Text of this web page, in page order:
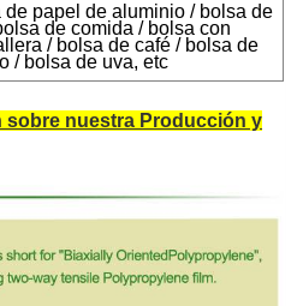
de papel de aluminio / bolsa de
de comida / bolsa con
/ bolsa de café / bolsa de
/ bolsa de uva, etc
sobre nuestra Producción y